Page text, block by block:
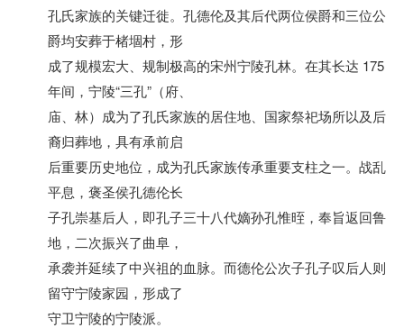
孔氏家族的关键迁徙。孔德伦及其后代两位侯爵和三位公
爵均安葬于楮堌村，形
成了规模宏大、规制极高的宋州宁陵孔林。在其长达 175
年间，宁陵“三孔”（府、
庙、林）成为了孔氏家族的居住地、国家祭祀场所以及后
裔归葬地，具有承前启
后重要历史地位，成为孔氏家族传承重要支柱之一。战乱
平息，褒圣侯孔德伦长
子孔崇基后人，即孔子三十八代嫡孙孔惟晊，奉旨返回鲁
地，二次振兴了曲阜，
承袭并延续了中兴祖的血脉。而德伦公次子孔子叹后人则
留守宁陵家园，形成了
守卫宁陵的宁陵派。